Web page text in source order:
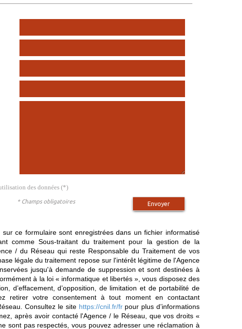
des données (*)
Envoyer
* Champs obligatoires
sur ce formulaire sont enregistrées dans un fichier informatisé
comme Sous-traitant du traitement pour la gestion de la
/ du Réseau qui reste Responsable du Traitement de vos
légale du traitement repose sur l'intérêt légitime de l'Agence
jusqu'à demande de suppression et sont destinées à
à la loi « informatique et libertés », vous disposez des
d’effacement, d’opposition, de limitation et de portabilité de
retirer votre consentement à tout moment en contactant
Consultez le site https://cnil.fr/frpour plus d’informations
après avoir contacté l'Agence / le Réseau, que vos droits «
sont pas respectés, vous pouvez adresser une réclamation à